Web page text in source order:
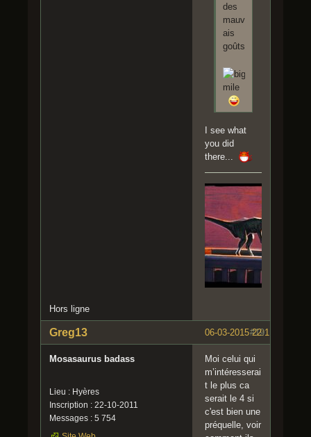
des
mauv
ais
goûts
I see what
you did
there...
Hors ligne
#19
06-03-2015 22:11:29
Greg13
Mosasaurus badass
Lieu : Hyères
Inscription : 22-10-2011
Messages : 5 754
Moi celui qui
m’intéresserai
t le plus ca
serait le 4 si
c'est bien une
préquelle, voir